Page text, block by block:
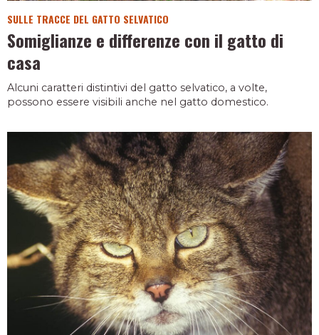
SULLE TRACCE DEL GATTO SELVATICO
Somiglianze e differenze con il gatto di
casa
Alcuni caratteri distintivi del gatto selvatico, a volte,
possono essere visibili anche nel gatto domestico.